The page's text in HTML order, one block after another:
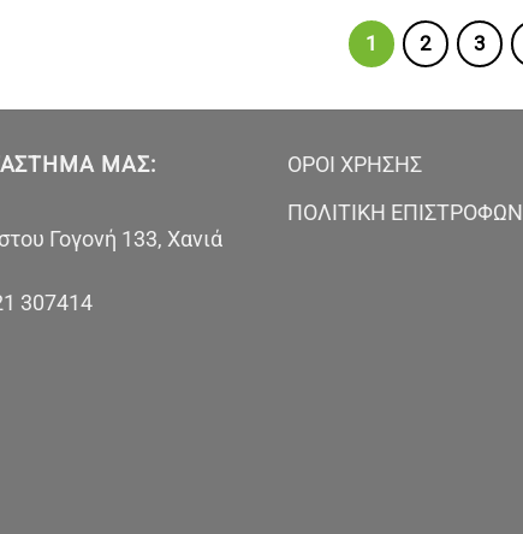
1 2 3
ΜΑΣ:
Γογονή 133, Χανιά
307414
ΟΡΟΙ ΧΡΗΣΗΣ
ΠΟΛΙΤΙΚΗ ΕΠΙΣΤΡΟΦΩΝ